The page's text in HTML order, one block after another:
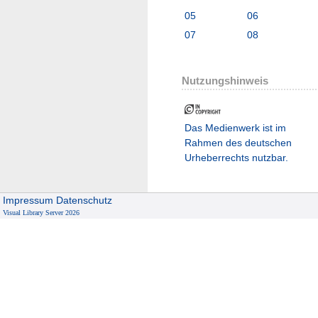
05
06
07
08
Nutzungshinweis
Das Medienwerk ist im
Rahmen des deutschen
Urheberrechts nutzbar.
Impressum Datenschutz
Visual Library Server 2026